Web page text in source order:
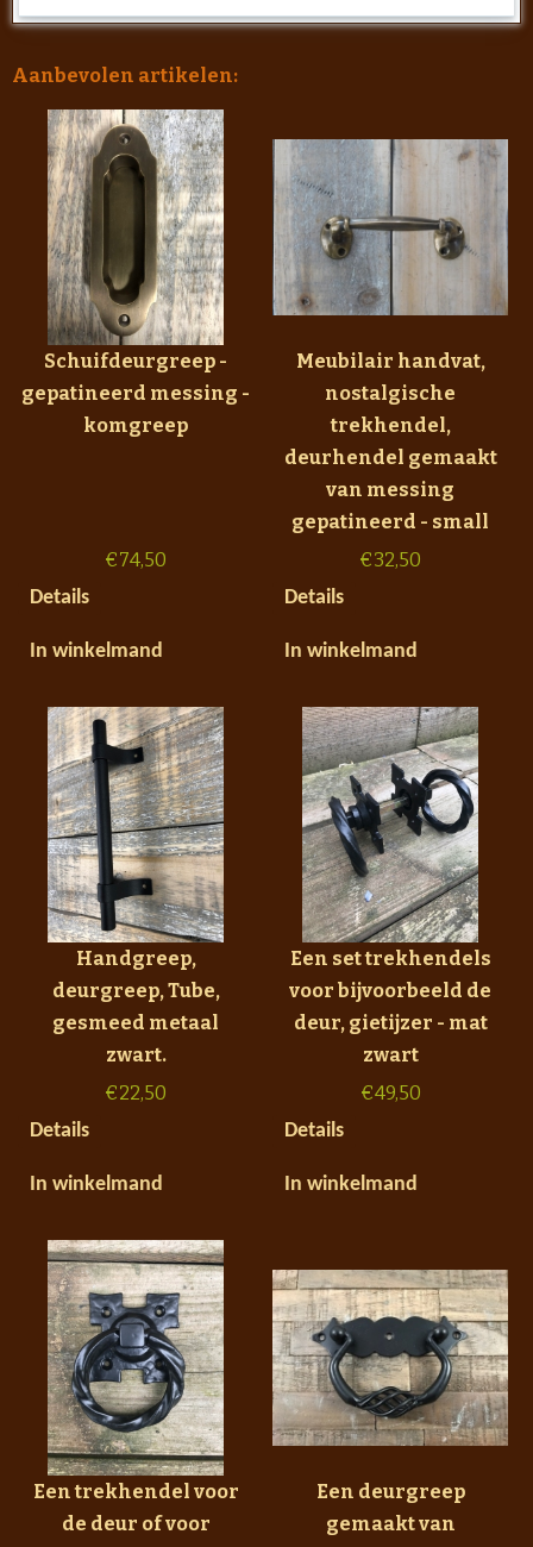
Aanbevolen artikelen:
Schuifdeurgreep -
gepatineerd messing -
komgreep
€74,50
Details
In winkelmand
Meubilair handvat,
nostalgische
trekhendel,
deurhendel gemaakt
van messing
gepatineerd - small
€32,50
Details
In winkelmand
Handgreep,
deurgreep, Tube,
gesmeed metaal
zwart.
€22,50
Details
In winkelmand
Een set trekhendels
voor bijvoorbeeld de
deur, gietijzer - mat
zwart
€49,50
Details
In winkelmand
Een trekhendel voor
de deur of voor
Een deurgreep
gemaakt van